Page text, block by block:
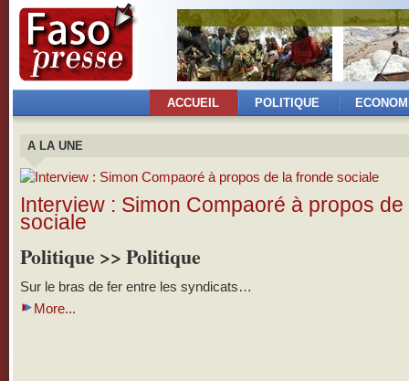
ACCUEIL POLITIQUE
A LA UNE
Interview : Simon Compaoré à propos
sociale
Politique >> Politique
Sur le bras de fer entre les syndicats…
More...